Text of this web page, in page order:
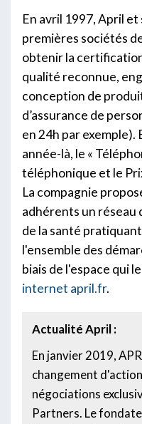
En avril 1997, April
premières sociétés
obtenir la
qualité reconnue,
conception de
d’assurance de
en 24h par exemple).
année-là, le «
téléphonique et le
La compagnie
adhérents un réseau
de la santé
l'ensemble des
biais de l'espace qui
internet april.fr.
Actualité April :
En janvier 2019,
changement
négociations
Partners. Le